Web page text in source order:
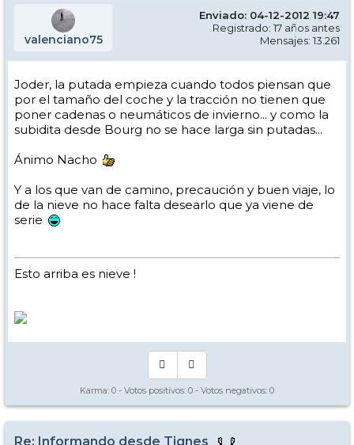
valenciano75
Enviado: 04-12-2012 19:47
Registrado: 17 años antes
Mensajes: 13.261
Joder, la putada empieza cuando todos piensan que
por el tamaño del coche y la tracción no tienen que
poner cadenas o neumáticos de invierno... y como la
subidita desde Bourg no se hace larga sin putadas...
Ánimo Nacho
Y a los que van de camino, precaución y buen viaje, lo
de la nieve no hace falta desearlo que ya viene de
serie
Esto arriba es nieve !
Karma: 0 - Votos positivos: 0 - Votos negativos: 0
Re: Informando desde Tignes